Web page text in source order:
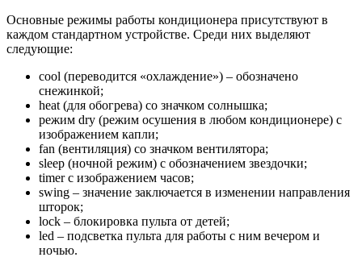
Основные режимы работы кондиционера присутствуют в
каждом стандартном устройстве. Среди них выделяют
следующие:
cool (переводится «охлаждение») – обозначено
снежинкой;
heat (для обогрева) со значком солнышка;
режим dry (режим осушения в любом кондиционере) c
изображением капли;
fan (вентиляция) со значком вентилятора;
sleep (ночной режим) c обозначением звездочки;
timer с изображением часов;
swing – значение заключается в изменении направления
шторок;
lock – блокировка пульта от детей;
led – подсветка пульта для работы с ним вечером и
ночью.